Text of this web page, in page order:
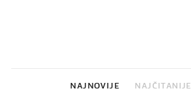
NAJNOVIJE NAJČITANIJE